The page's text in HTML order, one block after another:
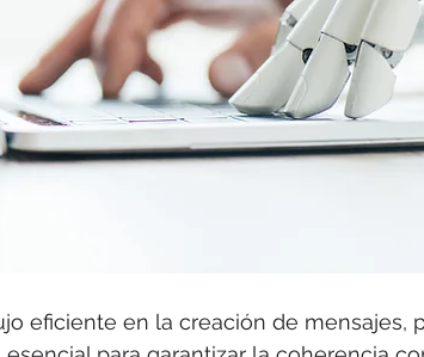
eficiente en la creación de mensajes,